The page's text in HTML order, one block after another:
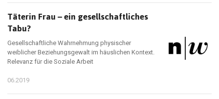
Täterin Frau – ein gesellschaftliches
Tabu?
Gesellschaftliche Wahrnehmung physischer
weiblicher Beziehungsgewalt im häuslichen Kontext.
Relevanz für die Soziale Arbeit
06.2019